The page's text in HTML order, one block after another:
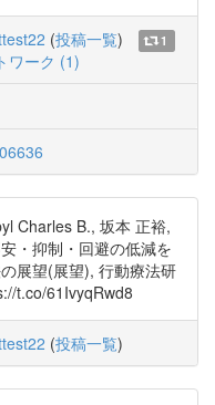
(投稿一覧)
1
ワーク (1)
Charles B., 坂本 正裕,
・抑制・回避の低減を
展望(展望), 行動療法研
t.co/61IvyqRwd8
(投稿一覧)